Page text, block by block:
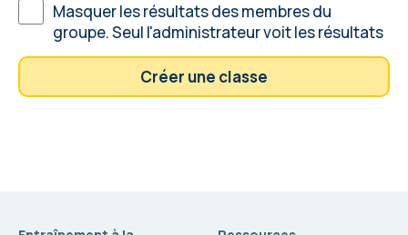
Masquer les résultats des membres du
groupe. Seul l'administrateur voit les résultats
Créer une classe